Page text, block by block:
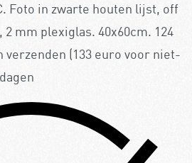
Foto in zwarte houten lijst, off
mm plexiglas. 40x60cm. 124
(133 euro voor niet-